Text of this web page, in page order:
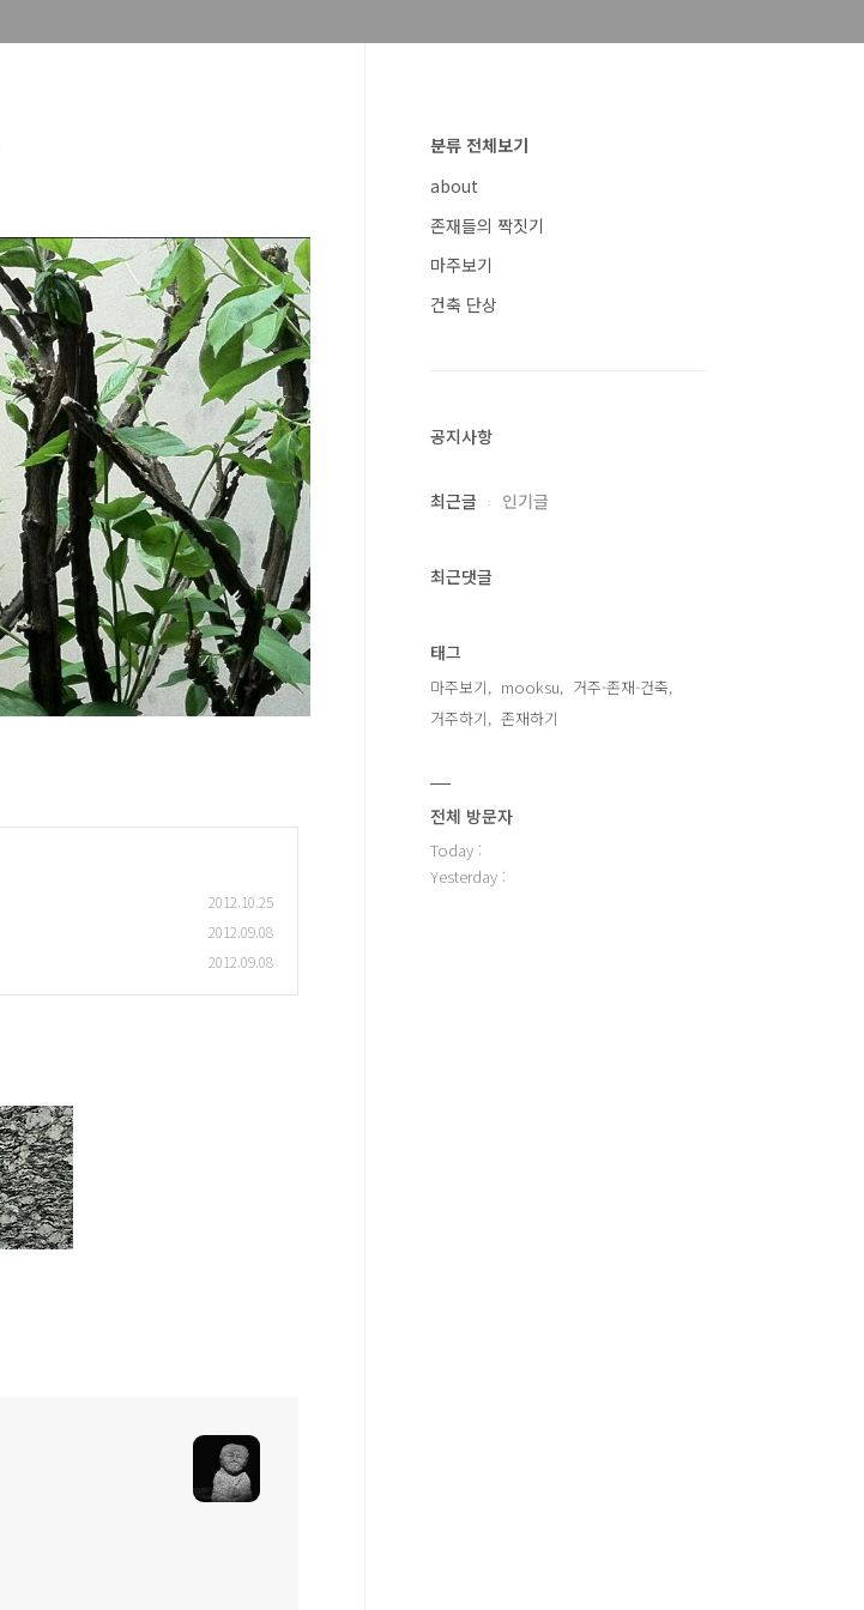
2012.10.25
2012.09.08
2012.09.08
분류 전체보기
about
존재들의 짝짓기
마주보기
건축 단상
공지사항
최근글 인기글
최근댓글
태그
마주보기 mooksu
거주-존재-건축
거주하기
존재하기
전체 방문자
Today :
Yesterday :